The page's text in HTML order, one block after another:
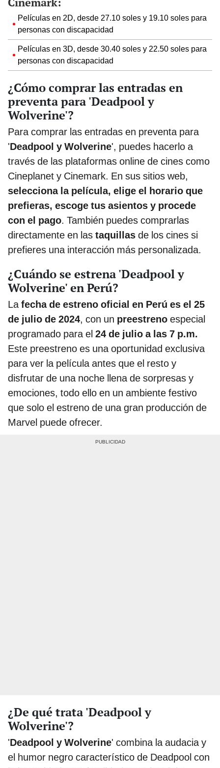
Películas en 2D, desde 27.10 soles y 19.10 soles para
personas con discapacidad
Películas en 3D, desde 30.40 soles y 22.50 soles para
personas con discapacidad
¿Cómo comprar las entradas en
preventa para 'Deadpool y
Wolverine'?
Para comprar las entradas en preventa para
'Deadpool y Wolverine', puedes hacerlo a
través de las plataformas online de cines como
Cineplanet y Cinemark. En sus sitios web,
selecciona la película, elige el horario que
prefieras, escoge tus asientos y procede
con el pago. También puedes comprarlas
directamente en las taquillas de los cines si
prefieres una interacción más personalizada.
¿Cuándo se estrena 'Deadpool y
Wolverine' en Perú?
Lafecha de estreno oficial en Perú es el 25
de julio de 2024, con un preestreno especial
programado para el 24 de julio a las 7 p.m.
Este preestreno es una oportunidad exclusiva
para ver la película antes que el resto y
disfrutar de una noche llena de sorpresas y
emociones, todo ello en un ambiente festivo
que solo el estreno de una gran producción de
Marvel puede ofrecer.
¿De qué trata 'Deadpool y
Wolverine'?
'Deadpool y Wolverine' combina la audacia y
el humor negro característico de Deadpool con